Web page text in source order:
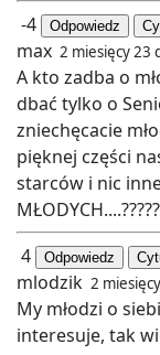
-4
Odpowiedz
max 2 miesięcy 23
A kto zadba o
dbać tylko o
zniechęcacie
pięknej części
starców i nic
4
Odpowiedz
mlodzik 2
My młodzi o
interesuje, tak